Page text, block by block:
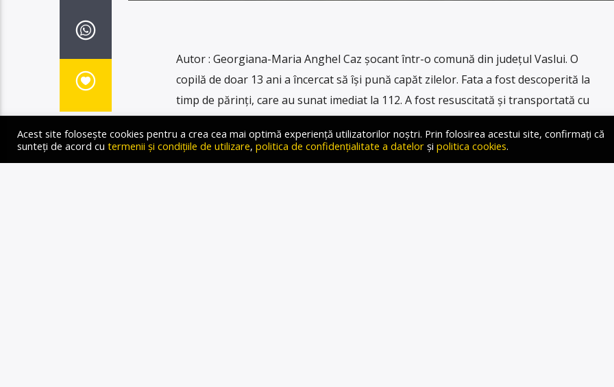
Autor : Georgiana-Maria Anghel Caz şocant într-o comună din judeţul Vaslui. O
copilă de doar 13 ani a încercat să îşi pună capăt zilelor. Fata a fost descoperită la
timp de părinţi, care au sunat imediat la 112. A fost resuscitată şi transportată cu
elicopterul la Spitalul de Copii Sfânta Maria din Iaşi. Minora este […]
Acest site folosește cookies pentru a crea cea mai optimă experiență utilizatorilor noștri. Prin folosirea acestui site, confirmați că
sunteți de acord cu termenii și condițiile de utilizare, politica de confidențialitate a datelor și politica cookies.